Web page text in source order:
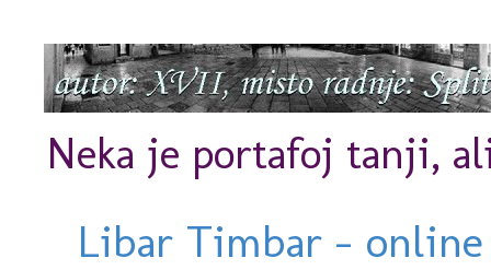
Neka je portafoj tanji,
Libar Timbar -